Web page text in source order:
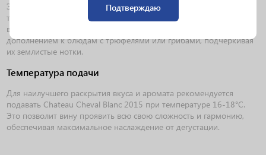
Подтверждаю
Это вино идеально сочетается с блюдами из красного мяса,
такими как стейк или жаркое, а также с дичью и сырами с
выраженным вкусом. Оно также может стать отличным
дополнением к блюдам с трюфелями или грибами, подчеркивая
их землистые нотки.
Температура подачи
Для наилучшего раскрытия вкуса и аромата рекомендуется
подавать Chateau Cheval Blanc 2015 при температуре 16-18°C.
Это позволит вину проявить всю свою сложность и гармонию,
обеспечивая максимальное наслаждение от дегустации.